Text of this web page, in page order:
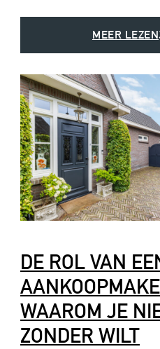
MEER LEZEN
DE ROL VAN
WAAROM JE
ZONDER WILT